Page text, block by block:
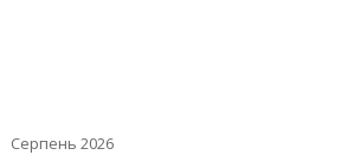
Серпень 2026